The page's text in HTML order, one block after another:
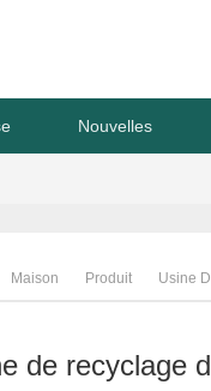
Nouvelles
Maison Produit Usine
de recyclage